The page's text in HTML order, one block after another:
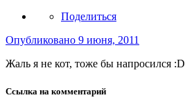
Поделиться
Опубликовано 9 июня, 2011
Жаль я не кот, тоже бы напросился :D
Ссылка на комментарий